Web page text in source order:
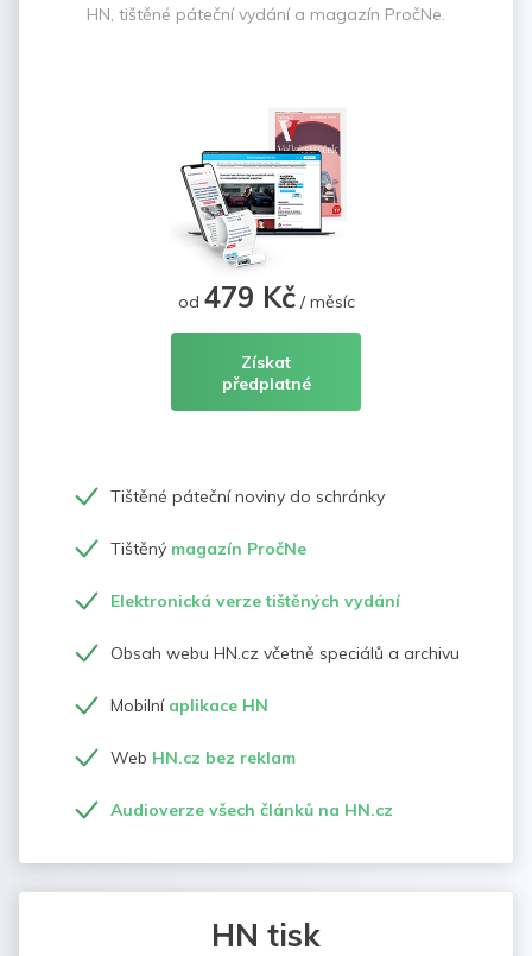
HN, tištěné páteční vydání a magazín PročNe.
od 479 Kč/ měsíc
Získat
předplatné
Tištěné páteční noviny do schránky
Tištěný magazín PročNe
Elektronická verze tištěných vydání
Obsah webu HN.cz včetně speciálů a archivu
Mobilní aplikace HN
Web HN.cz bez reklam
Audioverze všech článků na HN.cz
HN tisk